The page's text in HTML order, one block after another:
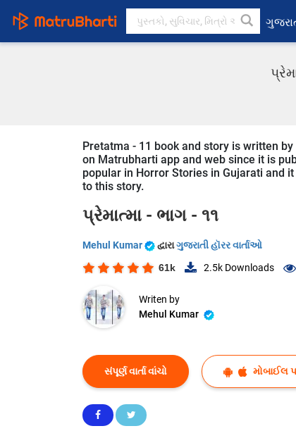
Pretatma - 11 book and story is written
on Matrubharti app and web since it is
popular in Horror Stories in Gujarati and
to this story.
પ્રેમાત્મા - ભાગ - ૧૧
Mehul Kumar દ્વારાગુજરાતી હૉરર વાર્તાઓ
61k 2.5k Downloads
Writen by
Mehul Kumar
સંપૂર્ણ વાર્તા વાંચો મોબાઈલ